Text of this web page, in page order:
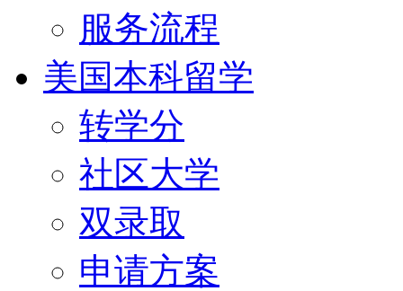
服务流程
美国本科留学
转学分
社区大学
双录取
申请方案